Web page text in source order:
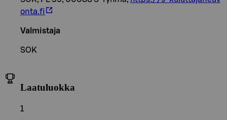
onta.fi
Valmistaja
SOK
Laatuluokka
1